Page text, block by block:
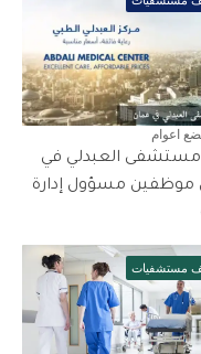
اعوام
مستشفى العبدلي في
موظفين مسؤول إدارة
مستشفيات